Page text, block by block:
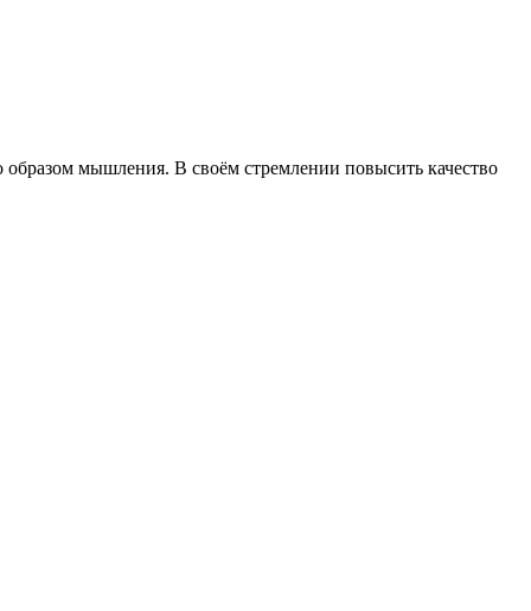
мышления. В своём стремлении повысить качество